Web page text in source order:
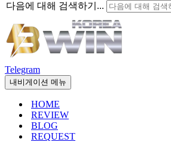
다음에 대해 검색하기...
Telegram
내비게이션 메뉴
HOME
REVIEW
BLOG
REQUEST